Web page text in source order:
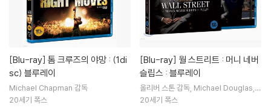
[Blu-ray]
sc) 블루레이
Michael Chapman 감독
20세기 폭스
[Blu-ray]
슬립스 : 블루레이
올리버 스톤감독 Michael Douglas S
usan Sarandon
20세기 폭스